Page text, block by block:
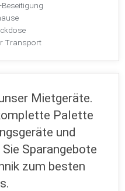
Transport
Mietgeräte.
Palette
und
Sparangebote
zum besten